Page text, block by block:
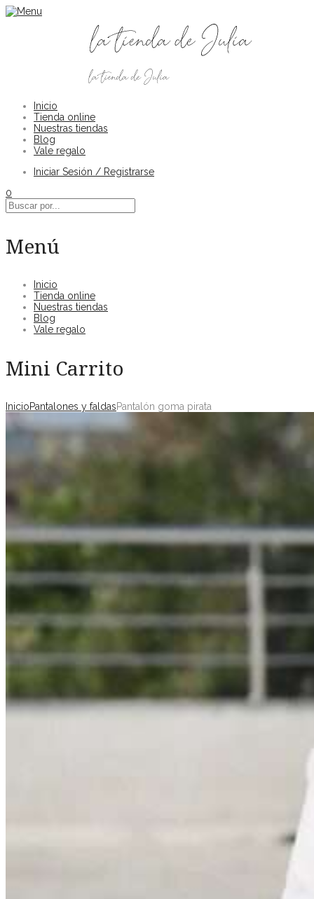
Inicio
Tienda online
Nuestras tiendas
Blog
Vale regalo
Iniciar Sesión / Registrarse
0
Menú
Inicio
Tienda online
Nuestras tiendas
Blog
Vale regalo
Mini Carrito
InicioPantalones y faldasPantalón goma pirata